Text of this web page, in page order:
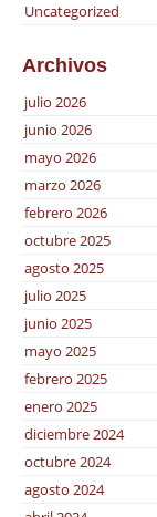
Uncategorized
Archivos
julio 2026
junio 2026
mayo 2026
marzo 2026
febrero 2026
octubre 2025
agosto 2025
julio 2025
junio 2025
mayo 2025
febrero 2025
enero 2025
diciembre 2024
octubre 2024
agosto 2024